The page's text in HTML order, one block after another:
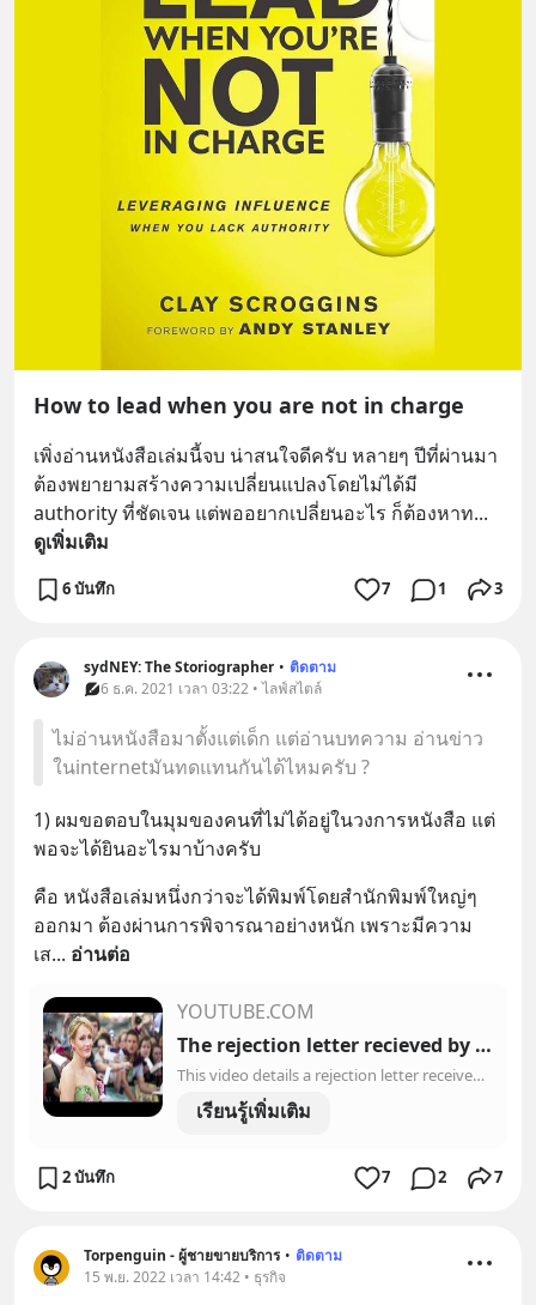
How to lead when you are not in charge
เพิ่งอ่านหนังสือเล่มนี้จบ น่าสนใจดีครับ หลายๆ ปีที่ผ่านมา
ต้องพยายามสร้างความเปลี่ยนแปลงโดยไม่ได้มี
authority ที่ชัดเจน แต่พออยากเปลี่ยนอะไร ก็ต้องหาท...
ดูเพิ่มเติม
6 บันทึก 7 1 3
sydNEY: The Storiographer • ติดตาม
6 ธ.ค. 2021 เวลา 03:22 • ไลฟ์สไตล์
ไม่อ่านหนังสือมาตั้งแต่เด็ก แต่อ่านบทความ อ่านข่าว
ในinternetมันทดแทนกันได้ไหมครับ ?
1) ผมขอตอบในมุมของคนที่ไม่ได้อยู่ในวงการหนังสือ แต่
พอจะได้ยินอะไรมาบ้างครับ
คือ หนังสือเล่มหนึ่งกว่าจะได้พิมพ์โดยสำนักพิมพ์ใหญ่ๆ
ออกมา ต้องผ่านการพิจารณาอย่างหนัก เพราะมีความ
เส... อ่านต่อ
YOUTUBE.COM
The rejection letter recieved by author J.K Rowling | Famous Rejection Letters
This video details a rejection letter received by Harry Potter author J.K. Rowling after submitting a manuscript for her first crime novel, The Cuckoo’s Call...
เรียนรู้เพิ่มเติม
2 บันทึก 7 2 7
Torpenguin - ผู้ชายขายบริการ • ติดตาม
15 พ.ย. 2022 เวลา 14:42 • ธุรกิจ